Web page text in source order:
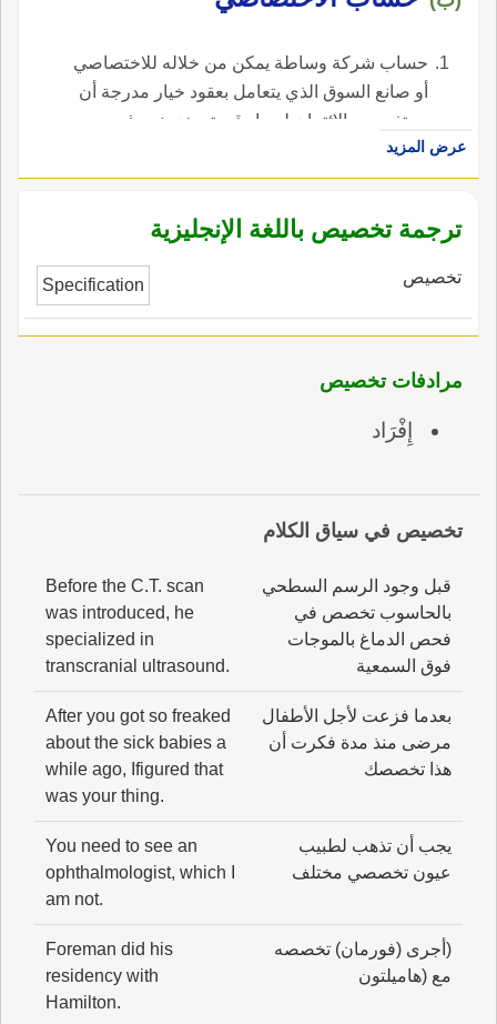
حساب شركة وساطة يمكن من خلاله للاختصاصي
أو صانع السوق الذي يتعامل بعقود خيار مدرجة أن
يستفيد من الائتمان لسداد قيمة مخزونه ، في
الإنجليزية، هي specialist's account.عرض المزيد
ترجمة تخصيص باللغة الإنجليزية
تخصيص Specification
مرادفات تخصيص
إِفْرَاد
تخصيص في سياق الكلام
قبل وجود الرسم السطحي
بالحاسوب تخصص في
فحص الدماغ بالموجات
فوق السمعية
Before the C.T. scan
was introduced, he
specialized in
transcranial ultrasound.
بعدما فزعت لأجل الأطفال
مرضى منذ مدة فكرت أن
هذا تخصصك
After you got so freaked
about the sick babies a
while ago, Ifigured that
was your thing.
يجب أن تذهب لطبيب
عيون تخصصي مختلف
You need to see an
ophthalmologist, which I
am not.
(أجرى (فورمان) تخصصه
مع (هاميلتون
Foreman did his
residency with
Hamilton.